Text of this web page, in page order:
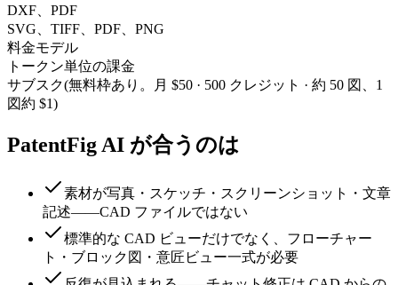
DXF、PDF
SVG、TIFF、PDF、PNG
料金モデル
トークン単位の課金
サブスク(無料枠あり。月 $50 · 500 クレジット · 約 50 図、1
図約 $1)
PatentFig AI が合うのは
素材が写真・スケッチ・スクリーンショット・文章
記述——CAD ファイルではない
標準的な CAD ビューだけでなく、フローチャー
ト・ブロック図・意匠ビュー一式が必要